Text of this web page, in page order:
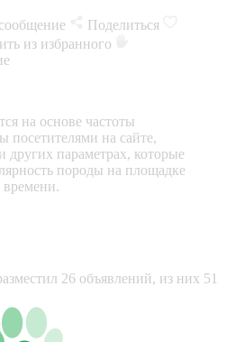
Поделиться
из избранного
на основе частоты
посетителями на сайте,
других параметрах, которые
породы на площадке
26 объявлений, из них 51